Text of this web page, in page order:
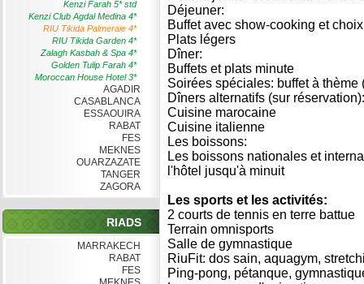
Kenzi Farah 5* std
Kenzi Club Agdal Medina 4*
RIU Tikida Palmeraie 4*
RIU Tikida Garden 4*
Zalagh Kasbah & Spa 4*
Golden Tulip Farah 4*
Moroccan House Hotel 3*
AGADIR
CASABLANCA
ESSAOUIRA
RABAT
FES
MEKNES
OUARZAZATE
TANGER
ZAGORA
RIADS
MARRAKECH
RABAT
FES
Déjeuner:
Buffet avec show-cooking et
Plats légers
Dîner:
Buffets et plats minute
Soirées spéciales: buffet à thème
Dîners alternatifs (sur réservation):
Cuisine marocaine
Cuisine italienne
Les boissons:
Les boissons nationales et
l'hôtel jusqu'à minuit
Les sports et les activités:
2 courts de tennis en terre battue
Terrain omnisports
Salle de gymnastique
RiuFit: dos sain, aquagym,
Ping-pong, pétanque,